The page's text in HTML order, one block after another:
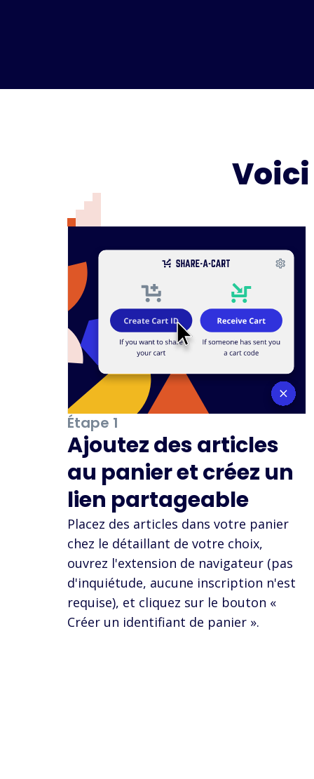
Étape 1
Ajoutez des articles
au panier et créez un
lien partageable
Placez des articles dans votre panier
chez le détaillant de votre choix,
ouvrez l'extension de navigateur (pas
d'inquiétude, aucune inscription n'est
requise), et cliquez sur le bouton «
Créer un identifiant de panier ».